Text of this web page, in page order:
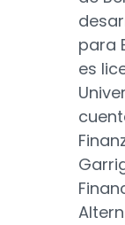
para
es